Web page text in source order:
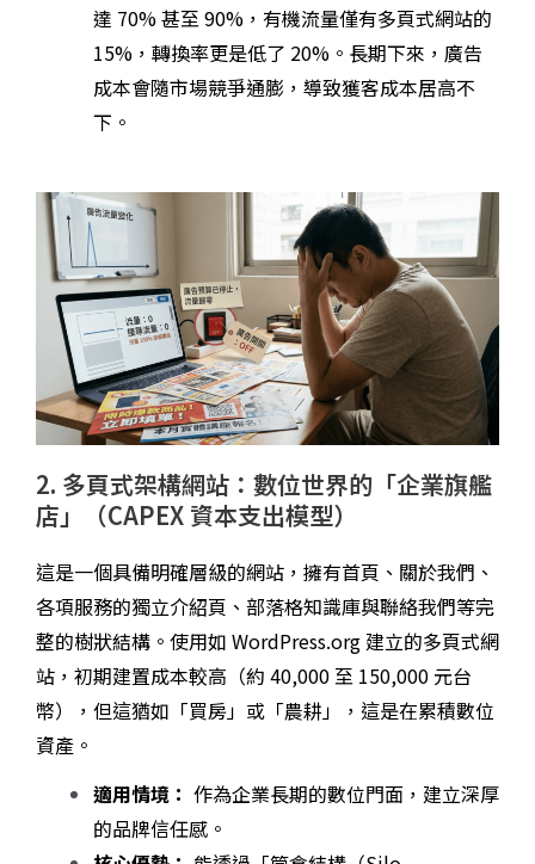
達 70% 甚至 90%，有機流量僅有多頁式網站的
15%，轉換率更是低了 20%。長期下來，廣告
成本會隨市場競爭通膨，導致獲客成本居高不
下。
2. 多頁式架構網站：數位世界的「企業旗艦
店」（CAPEX 資本支出模型）
這是一個具備明確層級的網站，擁有首頁、關於我們、
各項服務的獨立介紹頁、部落格知識庫與聯絡我們等完
整的樹狀結構。使用如 WordPress.org 建立的多頁式網
站，初期建置成本較高（約 40,000 至 150,000 元台
幣），但這猶如「買房」或「農耕」，這是在累積數位
資產。
適用情境： 作為企業長期的數位門面，建立深厚
的品牌信任感。